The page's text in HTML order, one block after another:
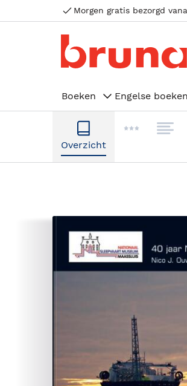
Morgen gratis bezorgd
Boeken Engelse boeken
Overzicht